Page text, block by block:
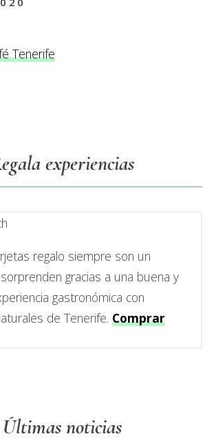
experiencias
regalo siempre son un
gracias a una buena y
gastronómica con
de Tenerife. Comprar
Últimas noticias